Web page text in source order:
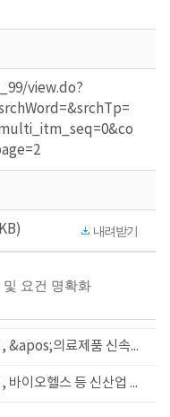
view.do?
내려받기
요건 명확화
[보도참고] 식약처, &apos;의료제품 신속심사 업무 안내자료&apos; 개정
[보도참고] 식약처, 바이오헬스 등 신산업 분야 규제혁신 추진